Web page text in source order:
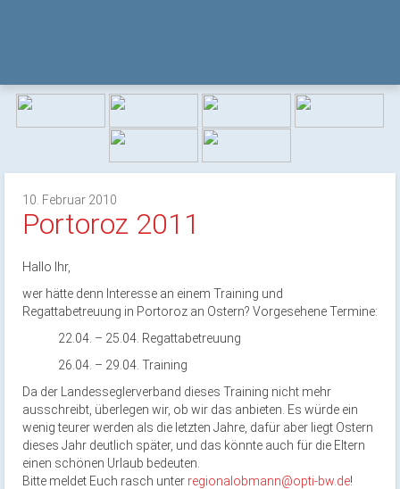
10. Februar 2010
Portoroz 2011
Hallo Ihr,
wer hätte denn Interesse an einem Training und
Regattabetreuung in Portoroz an Ostern? Vorgesehene Termine:
22.04. – 25.04. Regattabetreuung
26.04. – 29.04. Training
Da der Landesseglerverband dieses Training nicht mehr
ausschreibt, überlegen wir, ob wir das anbieten. Es würde ein
wenig teurer werden als die letzten Jahre, dafür aber liegt Ostern
dieses Jahr deutlich später, und das könnte auch für die Eltern
einen schönen Urlaub bedeuten.
Bitte meldet Euch rasch unter regionalobmann@opti-bw.de!